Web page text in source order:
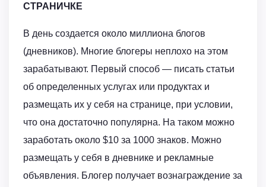
СТРАНИЧКЕ
В день создается около миллиона блогов
(дневников). Многие блогеры неплохо на этом
зарабатывают. Первый способ — писать статьи
об определенных услугах или продуктах и
размещать их у себя на странице, при условии,
что она достаточно популярна. На таком можно
заработать около $10 за 1000 знаков. Можно
размещать у себя в дневнике и рекламные
объявления. Блогер получает вознаграждение за